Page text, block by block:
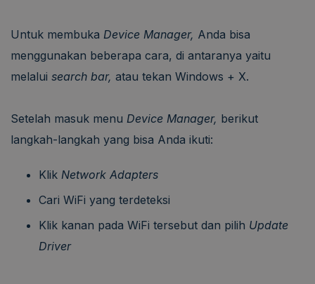
Untuk membuka Device Manager, Anda bisa
menggunakan beberapa cara, di antaranya yaitu
melalui search bar, atau tekan Windows + X.
Setelah masuk menu Device Manager, berikut
langkah-langkah yang bisa Anda ikuti:
Klik Network Adapters
Cari WiFi yang terdeteksi
Klik kanan pada WiFi tersebut dan pilih Update
Driver